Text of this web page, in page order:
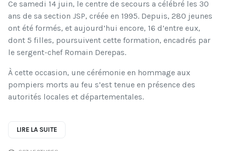
Ce samedi 14 juin, le centre de secours a célébré les 30
ans de sa section JSP, créée en 1995. Depuis, 280 jeunes
ont été formés, et aujourd’hui encore, 16 d’entre eux,
dont 5 filles, poursuivent cette formation, encadrés par
le sergent-chef Romain Derepas.
À cette occasion, une cérémonie en hommage aux
pompiers morts au feu s’est tenue en présence des
autorités locales et départementales.
LIRE LA SUITE